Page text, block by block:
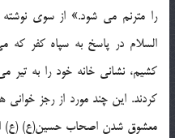
را مترنم مي شود.» از سوي
السلام در پاسخ به سپاه کفر که
کشيم، نشاني خانه خود را به
کردند. اين چند مورد از رجز خواني
معشوق شدن اصحاب حسين(ع) (ع)